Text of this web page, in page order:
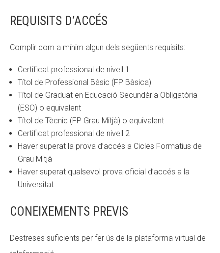
REQUISITS D’ACCÉS
Complir com a mínim algun dels següents requisits:
Certificat professional de nivell 1
Títol de Professional Bàsic (FP Bàsica)
Títol de Graduat en Educació Secundària Obligatòria
(ESO) o equivalent
Títol de Tècnic (FP Grau Mitjà) o equivalent
Certificat professional de nivell 2
Haver superat la prova d’accés a Cicles Formatius de
Grau Mitjà
Haver superat qualsevol prova oficial d’accés a la
Universitat
CONEIXEMENTS PREVIS
Destreses suficients per fer ús de la plataforma virtual de